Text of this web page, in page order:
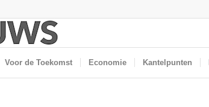
Voor de Toekomst Economie Kantelpunten